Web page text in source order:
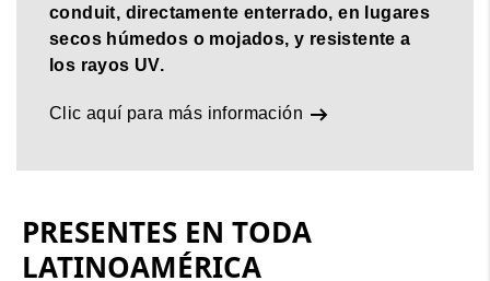
conduit, directamente enterrado, en lugares
secos húmedos o mojados, y resistente a
los rayos UV.
Clic aquí para más información
PRESENTES EN TODA
LATINOAMÉRICA